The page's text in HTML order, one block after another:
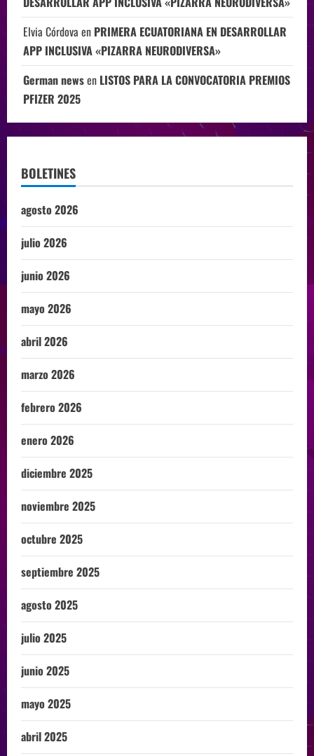
Elvia Córdova en PRIMERA ECUATORIANA EN DESARROLLAR
APP INCLUSIVA «PIZARRA NEURODIVERSA»
German newsen LISTOS PARA LA CONVOCATORIA PREMIOS
PFIZER 2025
BOLETINES
agosto 2026
julio 2026
junio 2026
mayo 2026
abril 2026
marzo 2026
febrero 2026
enero 2026
diciembre 2025
noviembre 2025
octubre 2025
septiembre 2025
agosto 2025
julio 2025
junio 2025
mayo 2025
abril 2025